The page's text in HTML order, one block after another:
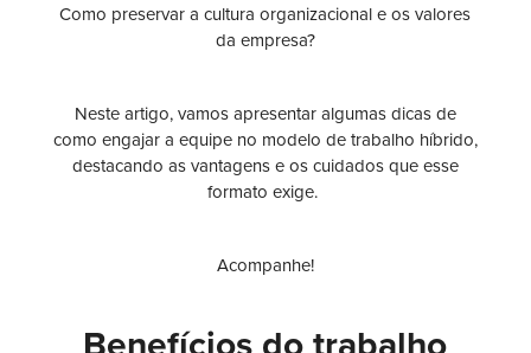
Como preservar a cultura organizacional e os valores
da empresa?
Neste artigo, vamos apresentar algumas dicas de
como engajar a equipe no modelo de trabalho híbrido,
destacando as vantagens e os cuidados que esse
formato exige.
Acompanhe!